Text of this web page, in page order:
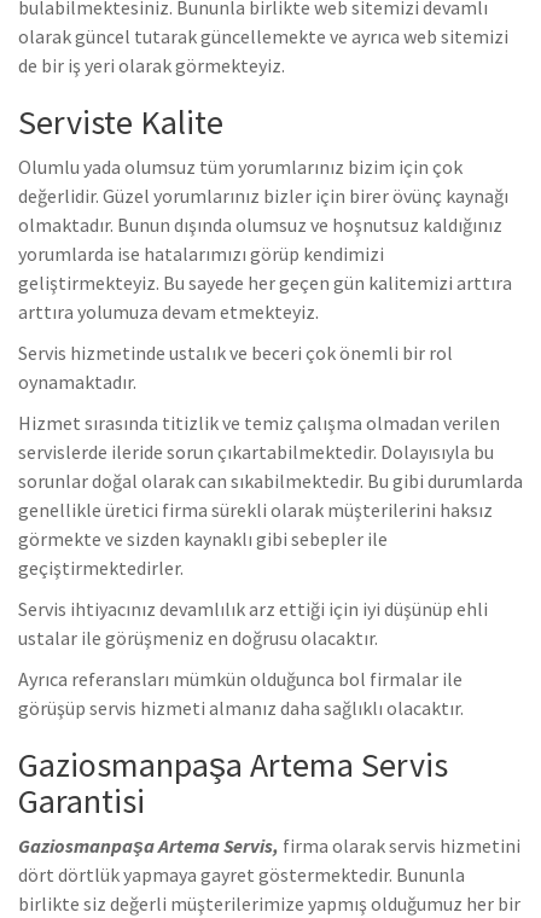
bulabilmektesiniz. Bununla birlikte web sitemizi devamlı
olarak güncel tutarak güncellemekte ve ayrıca web sitemizi
de bir iş yeri olarak görmekteyiz.
Serviste Kalite
Olumlu yada olumsuz tüm yorumlarınız bizim için çok
değerlidir. Güzel yorumlarınız bizler için birer övünç kaynağı
olmaktadır. Bunun dışında olumsuz ve hoşnutsuz kaldığınız
yorumlarda ise hatalarımızı görüp kendimizi
geliştirmekteyiz. Bu sayede her geçen gün kalitemizi arttıra
arttıra yolumuza devam etmekteyiz.
Servis hizmetinde ustalık ve beceri çok önemli bir rol
oynamaktadır.
Hizmet sırasında titizlik ve temiz çalışma olmadan verilen
servislerde ileride sorun çıkartabilmektedir. Dolayısıyla bu
sorunlar doğal olarak can sıkabilmektedir. Bu gibi durumlarda
genellikle üretici firma sürekli olarak müşterilerini haksız
görmekte ve sizden kaynaklı gibi sebepler ile
geçiştirmektedirler.
Servis ihtiyacınız devamlılık arz ettiği için iyi düşünüp ehli
ustalar ile görüşmeniz en doğrusu olacaktır.
Ayrıca referansları mümkün olduğunca bol firmalar ile
görüşüp servis hizmeti almanız daha sağlıklı olacaktır.
Gaziosmanpaşa Artema Servis
Garantisi
Gaziosmanpaşa Artema Servis, firma olarak servis hizmetini
dört dörtlük yapmaya gayret göstermektedir. Bununla
birlikte siz değerli müşterilerimize yapmış olduğumuz her bir